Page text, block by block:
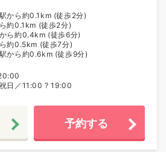
から約0.1km (徒歩2分)
約0.1km (徒歩2分)
ら約0.4km (徒歩6分)
約0.5km (徒歩7分)
から約0.6km (徒歩9分)
日／11:00 ? 19:00
予約する